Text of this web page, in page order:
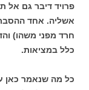
פרויד דיבר גם אל
אשליה. אחד
חרד מפני משהו)
כלל במציאות.
כל מה שנאמר כאן